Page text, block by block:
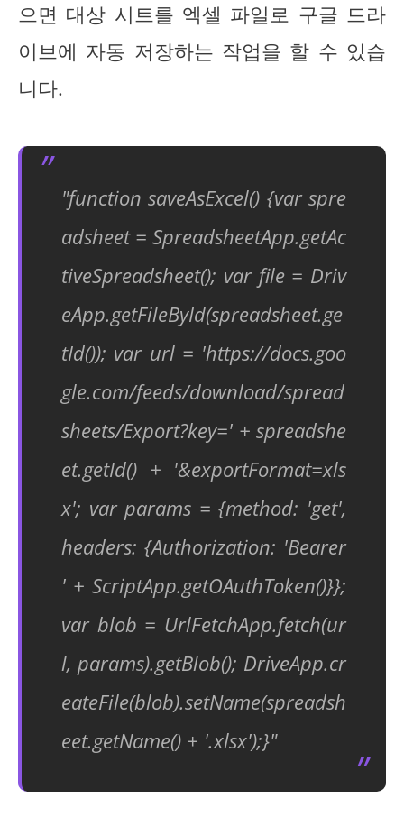
으면 대상 시트를 엑셀 파일로 구글 드라
이브에 자동 저장하는 작업을 할 수 있습
니다.
"function saveAsExcel() {var spre
adsheet = SpreadsheetApp.getAc
tiveSpreadsheet(); var file = Driv
eApp.getFileById(spreadsheet.ge
tId()); var url = 'https://docs.goo
gle.com/feeds/download/spread
sheets/Export?key=' + spreadshe
et.getId() + '&exportFormat=xls
x'; var params = {method: 'get',
headers: {Authorization: 'Bearer
' + ScriptApp.getOAuthToken()}};
var blob = UrlFetchApp.fetch(ur
l, params).getBlob(); DriveApp.cr
eateFile(blob).setName(spreadsh
eet.getName() + '.xlsx');}"